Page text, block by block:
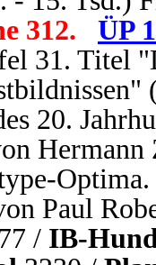
312.
ÜP
31. Titel
20.
Paul
/ IB-